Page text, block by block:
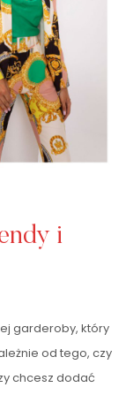
i
garderoby, który
od tego, czy
chcesz dodać